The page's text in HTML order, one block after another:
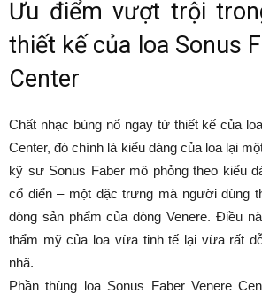
Ưu điểm vượt trội
thiết kế của loa Sonus
Center
Chất nhạc bùng nổ ngay từ thiết kế của
Center, đó chính là kiểu dáng của loa lại
kỹ sư Sonus Faber mô phỏng theo kiểu
cổ điển – một đặc trưng mà người dùng
dòng sản phẩm của dòng Venere. Điều
thẩm mỹ của loa vừa tinh tế lại vừa rất
nhã.
Phần thùng loa Sonus Faber Venere